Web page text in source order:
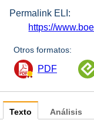
Permalink ELI:
https://
Otros formatos:
PDF
Texto Análisis